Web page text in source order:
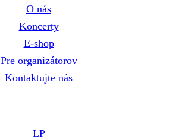
O nás
Koncerty
E-shop
Pre organizátorov
Kontaktujte nás
LP